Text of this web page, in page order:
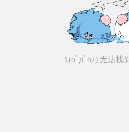
Σ(oﾟдﾟoﾉ) 无法找